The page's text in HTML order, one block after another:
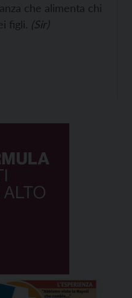
che alimenta chi
figli. (Sir)